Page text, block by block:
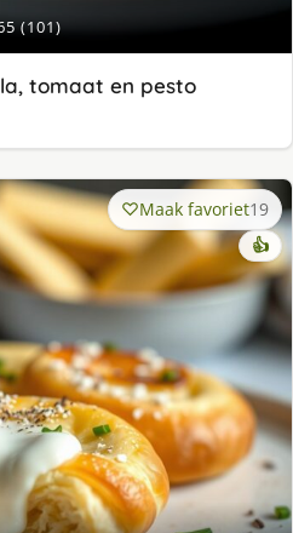
(101)
tomaat en pesto
Maak favoriet19
👍